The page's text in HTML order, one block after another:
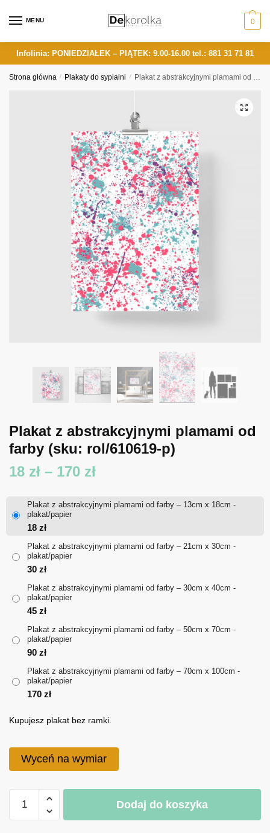
MENU 0
Infolinia: PONIEDZIAŁEK – PIĄTEK: 9.00-16.00 tel.: 881 31 71 81
Strona główna / Plakaty do sypialni / Plakat z abstrakcyjnymi plamami od farby
Plakat z abstrakcyjnymi plamami od
farby (sku: rol/610619-p)
18 zł – 170 złZakres
18 zł
170 zł
Plakat z abstrakcyjnymi plamami od farby – 13cm x 18cm -
plakat/papier
18 zł
Plakat z abstrakcyjnymi plamami od farby – 21cm x 30cm -
plakat/papier
30 zł
Plakat z abstrakcyjnymi plamami od farby – 30cm x 40cm -
plakat/papier
45 zł
Plakat z abstrakcyjnymi plamami od farby – 50cm x 70cm -
plakat/papier
90 zł
Plakat z abstrakcyjnymi plamami od farby – 70cm x 100cm -
plakat/papier
170 zł
Kupujesz plakat bez ramki.
Wyceń na wymiar
Plakat
Dodaj do koszyka